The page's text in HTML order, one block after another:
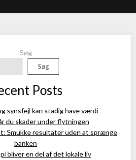
Søg
Søg
Posts
synsfejl kan stadig have værdi
du skader under flytningen
Smukke resultater uden at sprænge
banken
bliver en del af det lokale liv